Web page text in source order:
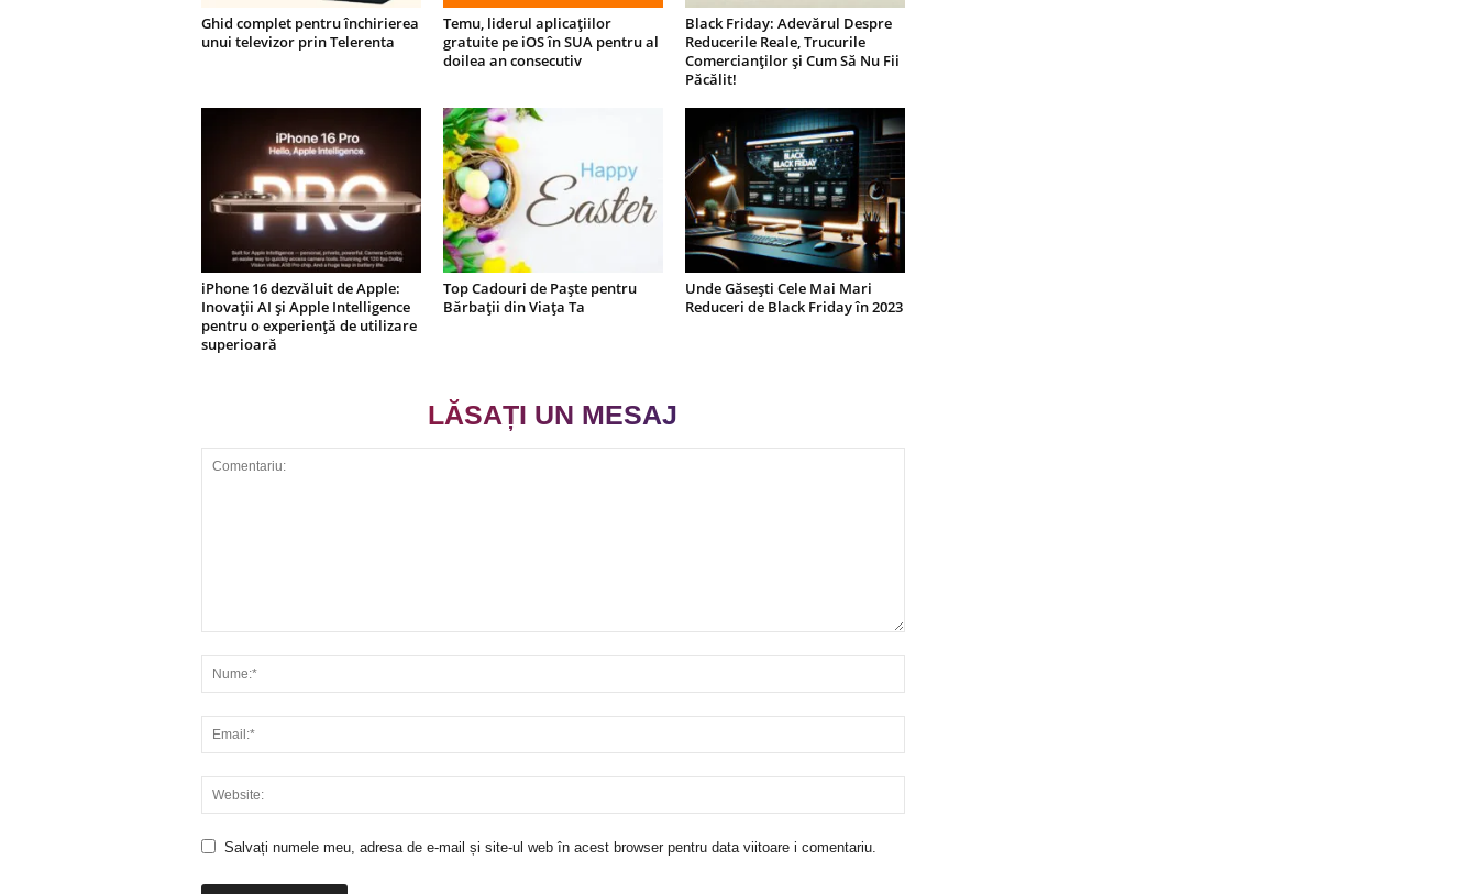
Ghid complet pentru închirierea
unui televizor prin Telerenta
Temu, liderul aplicațiilor
gratuite pe iOS în SUA pentru al
doilea an consecutiv
Black Friday: Adevărul Despre
Reducerile Reale, Trucurile
Comercianților și Cum Să Nu Fii
Păcălit!
iPhone 16 dezvăluit de Apple:
Inovații AI și Apple Intelligence
pentru o experiență de utilizare
superioară
Top Cadouri de Paște pentru
Bărbații din Viața Ta
Unde Găsești Cele Mai Mari
Reduceri de Black Friday în 2023
LĂSAȚI UN MESAJ
Salvați numele meu, adresa de e-mail și site-ul web în acest browser pentru data viitoare i comentariu.